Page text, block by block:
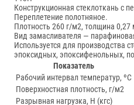
Конструкционная стеклоткань с
Переплетение полотняное.
Плотность 260 г/м2, толщина 0,27
Вид замасливателя —
Используется для производства
эпоксидных, эпоксифенольных,
Показатель
Рабочий интервал температур, ºС
Поверхностная плотность, г/м2
Разрывная нагрузка, Н (кгс)